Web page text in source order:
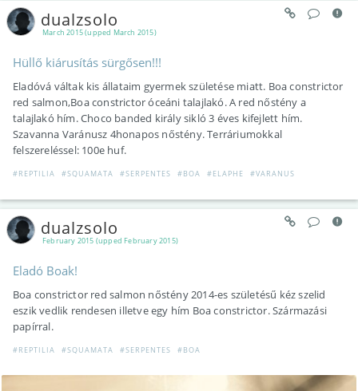
March 2015 (upped March 2015)
dualzsolo
Hüllő kiárusítás sürgősen!!!
Eladóvá váltak kis állataim gyermek születése miatt. Boa constrictor
red salmon,Boa constrictor óceáni talajlakó. A red nőstény a
talajlakó hím. Choco banded király sikló 3 éves kifejlett hím.
Szavanna Varánusz 4honapos nőstény. Terráriumokkal
felszereléssel: 100e huf.
#REPTILIA #SQUAMATA #SERPENTES #BOA #ELAPHE #VARANUS
February 2015 (upped February 2015)
dualzsolo
Eladó Boak!
Boa constrictor red salmon nőstény 2014-es születésű kéz szelid
eszik vedlik rendesen illetve egy hím Boa constrictor. Származási
papírral.
#REPTILIA #SQUAMATA #SERPENTES #BOA